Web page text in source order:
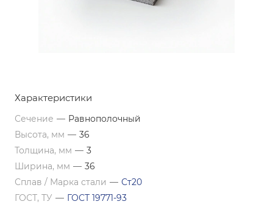
Характеристики
Сечение — Равнополочный
Высота, мм — 36
Толщина, мм — 3
Ширина, мм — 36
Сплав / Марка стали — Ст20
ГОСТ, ТУ — ГОСТ 19771-93